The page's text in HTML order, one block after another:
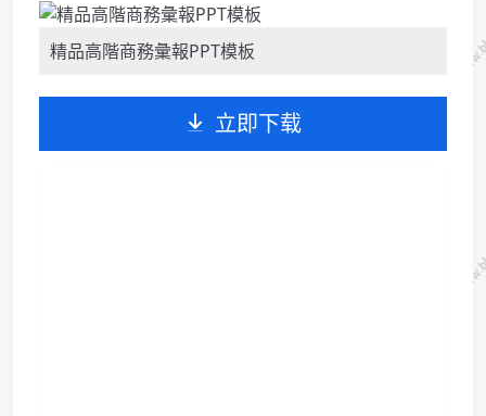
頁面型別豐富，動態演示效果。
建議安裝字型：華康儷...
精品高階商務彙報PPT模板
立即下载